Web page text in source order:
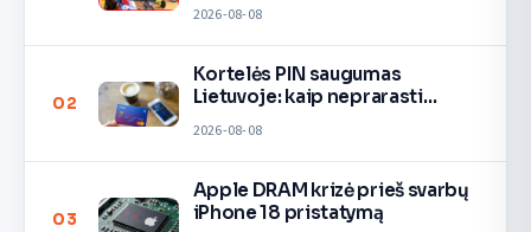
2026-08-08
02
Kortelės PIN saugumas
Lietuvoje: kaip neprarasti
2026-08-08
03
Apple DRAM krizė prieš svarbų
iPhone 18 pristatymą